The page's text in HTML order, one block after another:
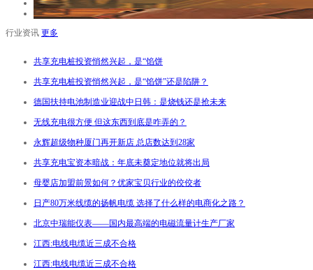
行业资讯 更多
共享充电桩投资悄然兴起，是“馅饼
共享充电桩投资悄然兴起，是“馅饼”还是陷阱？
德国扶持电池制造业迎战中日韩：是烧钱还是抢未来
无线充电很方便 但这东西到底是咋弄的？
永辉超级物种厦门再开新店 总店数达到28家
共享充电宝资本暗战：年底未奠定地位就将出局
母婴店加盟前景如何？优家宝贝行业的佼佼者
日产80万米线缆的扬帆电缆 选择了什么样的电商化之路？
北京中瑞能仪表——国内最高端的电磁流量计生产厂家
江西:电线电缆近三成不合格
江西:电线电缆近三成不合格